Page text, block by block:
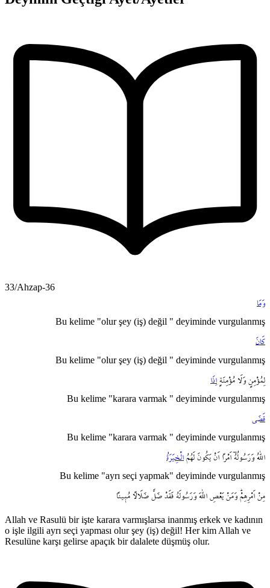
33/Ahzap-36
وَمَا
Bu kelime "olur şey (iş) değil " deyiminde vurgulanmış
كَانَ
Bu kelime "olur şey (iş) değil " deyiminde vurgulanmış
لِمُؤْمِنٍ وَلَا مُؤْمِنَةٍ اِذَا
Bu kelime "karara varmak " deyiminde vurgulanmış
قَضَى
Bu kelime "karara varmak " deyiminde vurgulanmış
اللّٰهُ وَرَسُولُهُٓ اَمْراً اَنْ يَكُونَ لَهُمُ الْخِيَرَةُ
Bu kelime "ayrı seçi yapmak" deyiminde vurgulanmış
مِنْ اَمْرِهِمْۜ وَمَنْ يَعْصِ اللّٰهَ وَرَسُولَهُ فَقَدْ ضَلَّ ضَلَالاً مُب۪يناً
Allah ve Rasulü bir işte karara varmışlarsa inanmış erkek ve kadının
o işle ilgili ayrı seçi yapması olur şey (iş) değil! Her kim Allah ve
Resulüne karşı gelirse apaçık bir dalalete düşmüş olur.